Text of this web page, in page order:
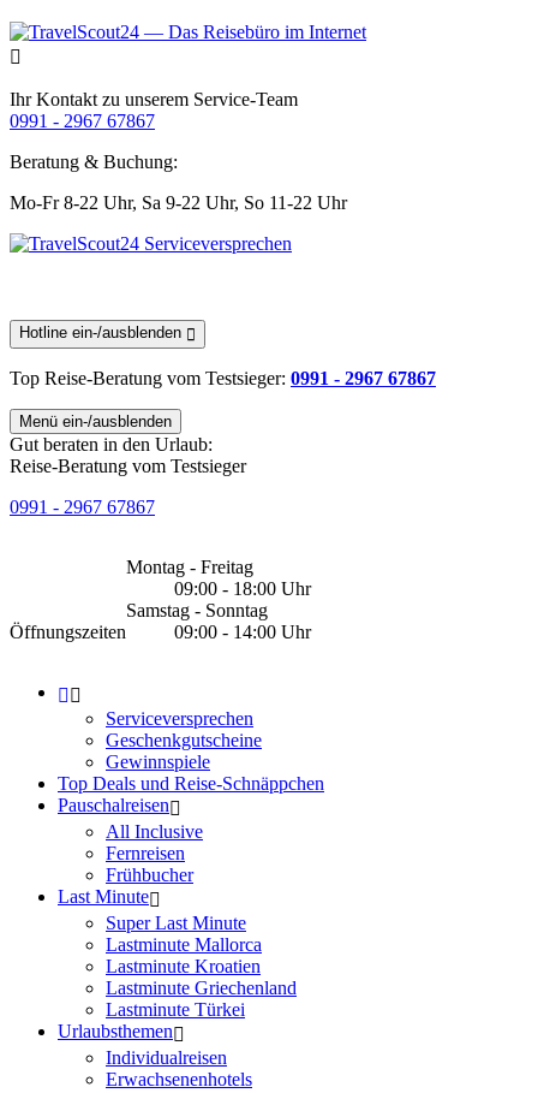
Ihr Kontakt zu unserem Service-Team
0991 - 2967 67867
Beratung & Buchung:
Mo-Fr 8-22 Uhr, Sa 9-22 Uhr, So 11-22 Uhr
Hotline ein-/ausblenden
Top Reise-Beratung vom Testsieger: 0991 - 2967 67867
Menü ein-/ausblenden
Gut beraten in den Urlaub:
Reise-Beratung vom Testsieger
0991 - 2967 67867
Öffnungszeiten
Montag - Freitag
09:00 - 18:00 Uhr
Samstag - Sonntag
09:00 - 14:00 Uhr
Serviceversprechen
Geschenkgutscheine
Gewinnspiele
Top Deals und Reise-Schnäppchen
Pauschalreisen
All Inclusive
Fernreisen
Frühbucher
Last Minute
Super Last Minute
Lastminute Mallorca
Lastminute Kroatien
Lastminute Griechenland
Lastminute Türkei
Urlaubsthemen
Individualreisen
Erwachsenenhotels